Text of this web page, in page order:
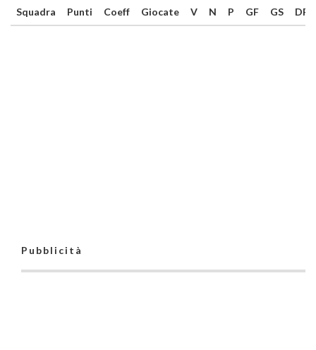
Squadra Punti Coeff Giocate V N P GF GS DR
Pubblicità